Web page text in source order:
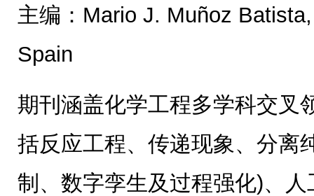
主编：Mario J. Muñoz
Spain
期刊涵盖化学工程多学科交叉
括反应工程、传递现象、分离
制、数字孪生及过程强化)、